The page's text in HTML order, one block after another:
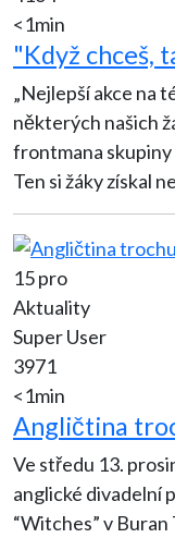
<1min
"Když chceš,
„Nejlepší akce na
některých našich
frontmana skupiny
Ten si žáky získal
15 pro
Aktuality
Super User
3971
<1min
Angličtina
Ve středu 13.
anglické divadelní představení.
“Witches” v